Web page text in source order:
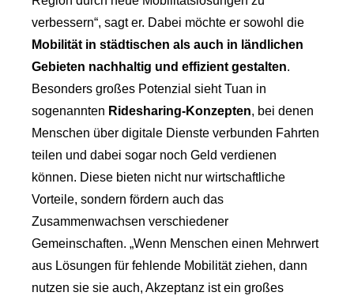
verbessern“, sagt er. Dabei möchte er sowohl die
Mobilität in städtischen als auch in ländlichen
Gebieten nachhaltig und effizient gestalten.
Besonders großes Potenzial sieht Tuan in
sogenannten Ridesharing-Konzepten, bei denen
Menschen über digitale Dienste verbunden Fahrten
teilen und dabei sogar noch Geld verdienen
können. Diese bieten nicht nur wirtschaftliche
Vorteile, sondern fördern auch das
Zusammenwachsen verschiedener
Gemeinschaften. „Wenn Menschen einen Mehrwert
aus Lösungen für fehlende Mobilität ziehen, dann
nutzen sie sie auch, Akzeptanz ist ein großes